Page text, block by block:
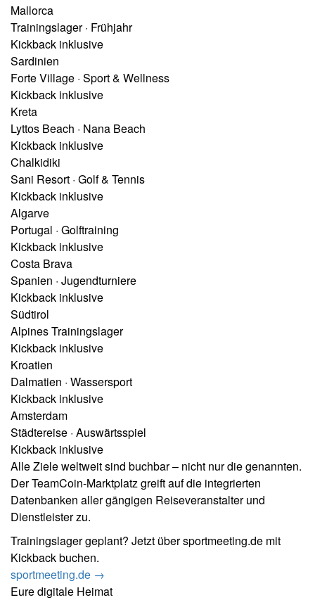
Mallorca
Trainingslager · Frühjahr
Kickback inklusive
Sardinien
Forte Village · Sport & Wellness
Kickback inklusive
Kreta
Lyttos Beach · Nana Beach
Kickback inklusive
Chalkidiki
Sani Resort · Golf & Tennis
Kickback inklusive
Algarve
Portugal · Golftraining
Kickback inklusive
Costa Brava
Spanien · Jugendturniere
Kickback inklusive
Südtirol
Alpines Trainingslager
Kickback inklusive
Kroatien
Dalmatien · Wassersport
Kickback inklusive
Amsterdam
Städtereise · Auswärtsspiel
Kickback inklusive
Alle Ziele weltweit sind buchbar – nicht nur die genannten.
Der TeamCoin-Marktplatz greift auf die integrierten
Datenbanken aller gängigen Reiseveranstalter und
Dienstleister zu.
Trainingslager geplant? Jetzt über sportmeeting.de mit
Kickback buchen.
sportmeeting.de →
Eure digitale Heimat